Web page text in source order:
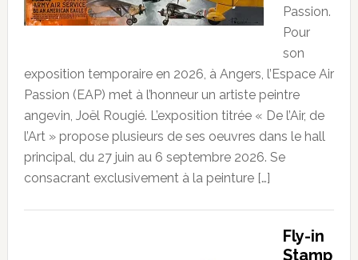
Passion.
Pour
son
exposition temporaire en 2026, à Angers, l’Espace Air
Passion (EAP) met à l’honneur un artiste peintre
angevin, Joël Rougié. L’exposition titrée « De l’Air, de
l’Art » propose plusieurs de ses oeuvres dans le hall
principal, du 27 juin au 6 septembre 2026. Se
consacrant exclusivement à la peinture […]
Fly-in
Stamp